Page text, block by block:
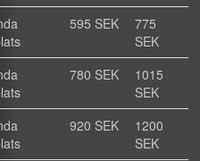
595 SEK
775
SEK
780 SEK
1015
SEK
920 SEK
1200
SEK